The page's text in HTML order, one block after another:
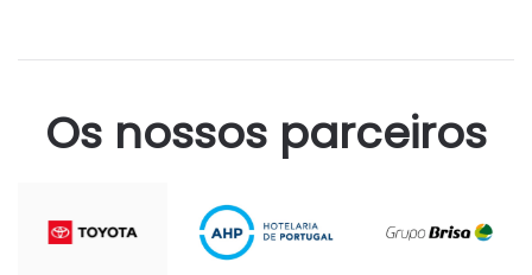
Os nossos parceiros